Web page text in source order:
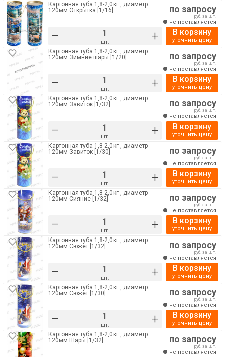
Картонная туба 1,8-2,0кг , диаметр
120мм Открытка [1/16]
– шт. +
по запросу
руб. за шт.
не поставляется
В корзину
уточнить цену
Картонная туба 1,8-2,0кг , диаметр
120мм Зимние шары [1/20]
– шт. +
по запросу
руб. за шт.
не поставляется
В корзину
уточнить цену
Картонная туба 1,8-2,0кг , диаметр
120мм Завиток [1/32]
– шт. +
по запросу
руб. за шт.
не поставляется
В корзину
уточнить цену
Картонная туба 1,8-2,0кг , диаметр
120мм Завиток [1/30]
– шт. +
по запросу
руб. за шт.
не поставляется
В корзину
уточнить цену
Картонная туба 1,8-2,0кг , диаметр
120мм Сияние [1/32]
– шт. +
по запросу
руб. за шт.
не поставляется
В корзину
уточнить цену
Картонная туба 1,8-2,0кг , диаметр
120мм Сюжет [1/32]
– шт. +
по запросу
руб. за шт.
не поставляется
В корзину
уточнить цену
Картонная туба 1,8-2,0кг , диаметр
120мм Сюжет [1/30]
– шт. +
по запросу
руб. за шт.
не поставляется
В корзину
уточнить цену
Картонная туба 1,8-2,0кг , диаметр
120мм Шары [1/32]
по запросу
руб. за шт.
не поставляется